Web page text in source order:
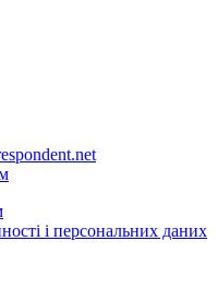
і персональних даних